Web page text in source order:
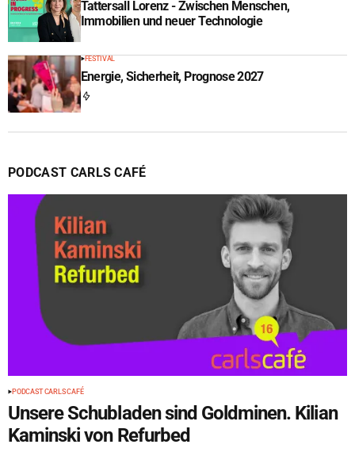
Tattersall Lorenz - Zwischen Menschen,
Immobilien und neuer Technologie
FESTIVAL
Energie, Sicherheit, Prognose 2027
PODCAST CARLS CAFÉ
PODCAST CARLS CAFÉ
Unsere Schubladen sind Goldminen. Kilian
Kaminski von Refurbed